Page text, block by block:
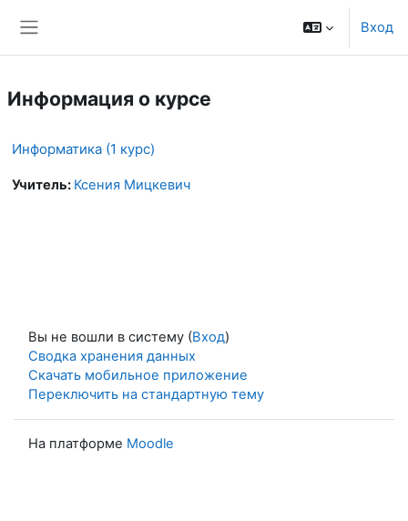
Вход
Информация о курсе
Информатика (1 курс)
Учитель: Ксения Мицкевич
Вы не вошли в систему (Вход)
Сводка хранения данных
Скачать мобильное приложение
Переключить на стандартную тему
На платформе Moodle